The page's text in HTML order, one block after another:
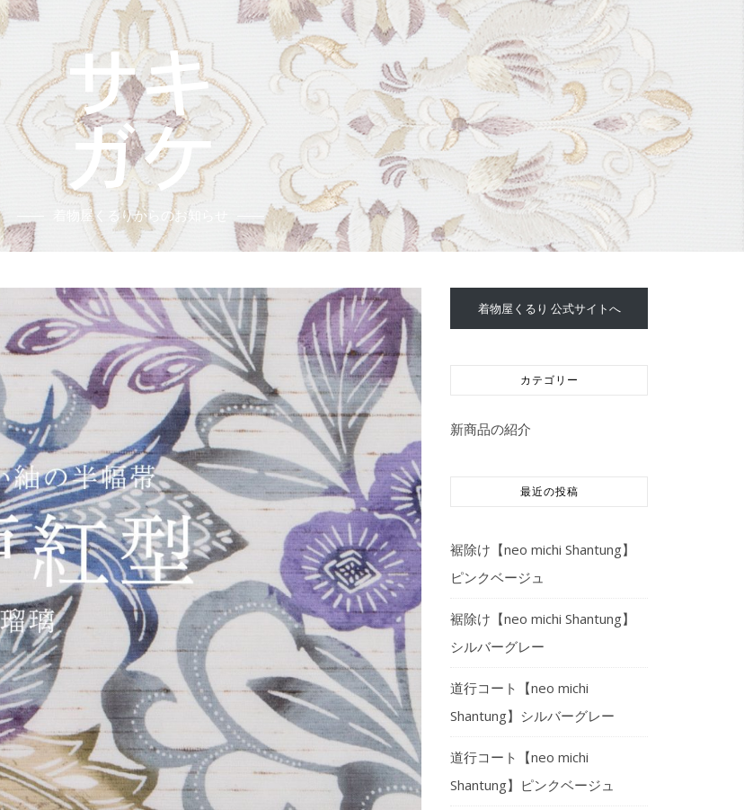
着物屋くるりからのお知らせ
着物屋くるり 公式サイトへ
カテゴリー
新商品の紹介
最近の投稿
裾除け【neo michi Shantung】
ピンクベージュ
裾除け【neo michi Shantung】
シルバーグレー
道行コート【neo michi
Shantung】シルバーグレー
道行コート【neo michi
Shantung】ピンクベージュ